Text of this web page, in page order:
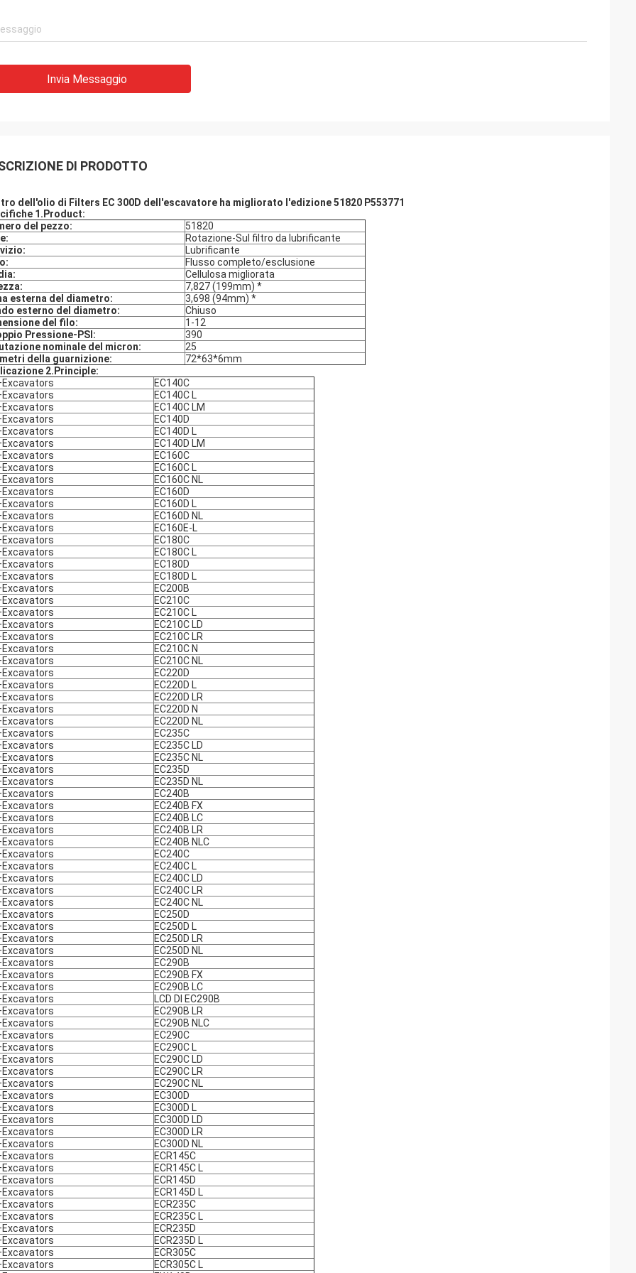
Invia Messaggio
DI PRODOTTO
dell'olio di Filters EC 300D dell'escavatore ha migliorato l'edizione 51820 P553771
1.Product:
del pezzo:
51820
Rotazione-Sul filtro da lubrificante
Lubrificante
Flusso completo/esclusione
Cellulosa migliorata
7,827 (199mm) *
esterna del diametro:
3,698 (94mm) *
esterno del diametro:
Chiuso
del filo:
1-12
Pressione-PSI:
390
nominale del micron:
25
della guarnizione:
72*63*6mm
2.Principle:
EC140C
EC140C L
EC140C LM
EC140D
EC140D L
EC140D LM
EC160C
EC160C L
EC160C NL
EC160D
EC160D L
EC160D NL
EC160E-L
EC180C
EC180C L
EC180D
EC180D L
EC200B
EC210C
EC210C L
EC210C LD
EC210C LR
EC210C N
EC210C NL
EC220D
EC220D L
EC220D LR
EC220D N
EC220D NL
EC235C
EC235C LD
EC235C NL
EC235D
EC235D NL
EC240B
EC240B FX
EC240B LC
EC240B LR
EC240B NLC
EC240C
EC240C L
EC240C LD
EC240C LR
EC240C NL
EC250D
EC250D L
EC250D LR
EC250D NL
EC290B
EC290B FX
EC290B LC
LCD DI EC290B
EC290B LR
EC290B NLC
EC290C
EC290C L
EC290C LD
EC290C LR
EC290C NL
EC300D
EC300D L
EC300D LD
EC300D LR
EC300D NL
ECR145C
ECR145C L
ECR145D
ECR145D L
ECR235C
ECR235C L
ECR235D
ECR235D L
ECR305C
ECR305C L